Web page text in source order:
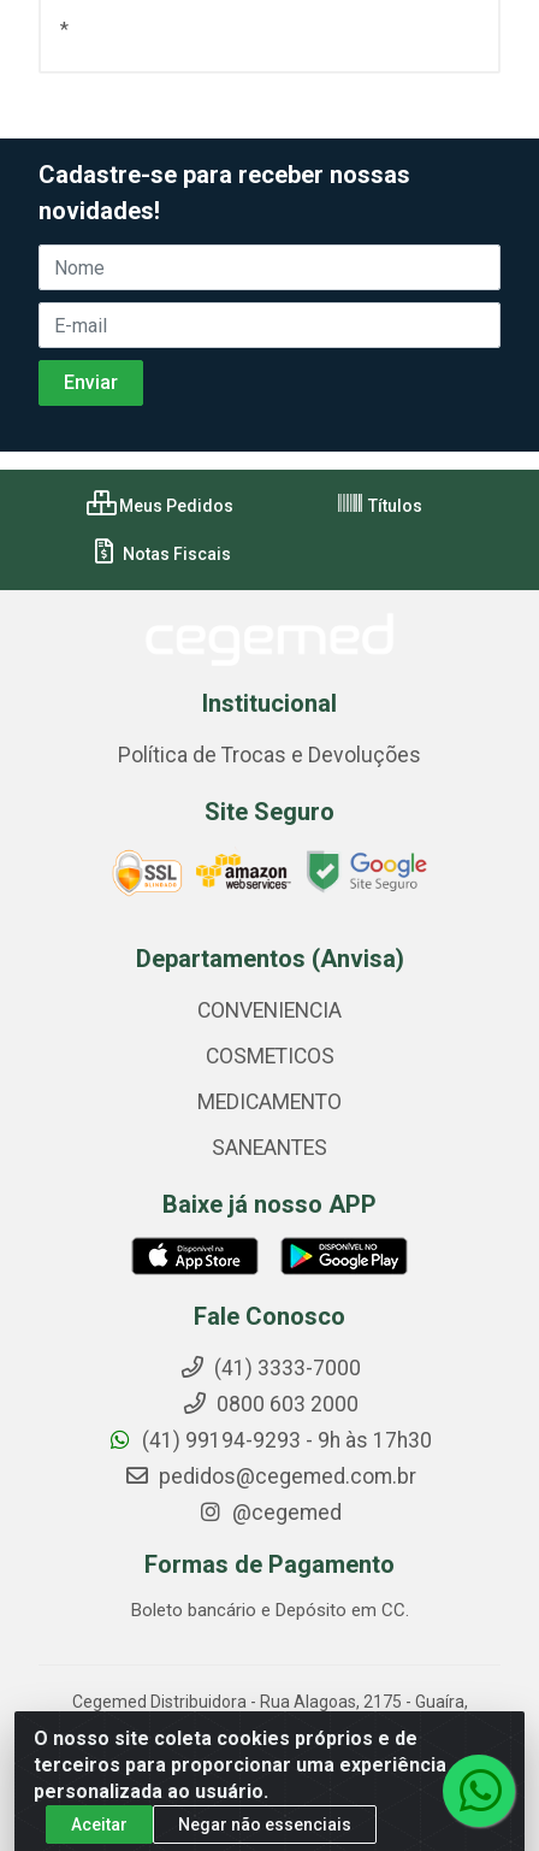
*
O nosso site coleta cookies próprios e de
terceiros para proporcionar uma experiência
personalizada ao usuário.
Aceitar Negar não essenciais
Cadastre-se para receber nossas
novidades!
Meus Pedidos Títulos
Notas Fiscais
Institucional
Política de Trocas e Devoluções
Site Seguro
Departamentos (Anvisa)
CONVENIENCIA
COSMETICOS
MEDICAMENTO
SANEANTES
Baixe já nosso APP
Fale Conosco
(41) 3333-7000
0800 603 2000
(41) 99194-9293 - 9h às 17h30
pedidos@cegemed.com.br
@cegemed
Formas de Pagamento
Boleto bancário e Depósito em CC.
Cegemed Distribuidora - Rua Alagoas, 2175 - Guaíra,
Curitiba/PR - CEP 80.630-050 - CNPJ 85.017.994/0001-